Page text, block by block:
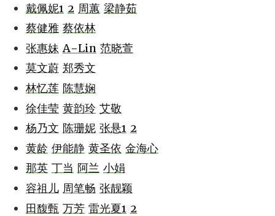
戴佩妮1 2 周蕙 梁静茹
蔡健雅 蔡依林
张惠妹 A-Lin 范晓萱
莫文蔚 郑秀文
林忆莲 陈慧娴
徐佳莹 黄韵玲 艾敬
杨乃文 陈珊妮 张悬1 2
黄龄 伊能静 黄圣依 金海心
那英 丁当 阿兰 小娟
容祖儿 周笔畅 张靓颖
田馥甄 万芳 雷光夏1 2